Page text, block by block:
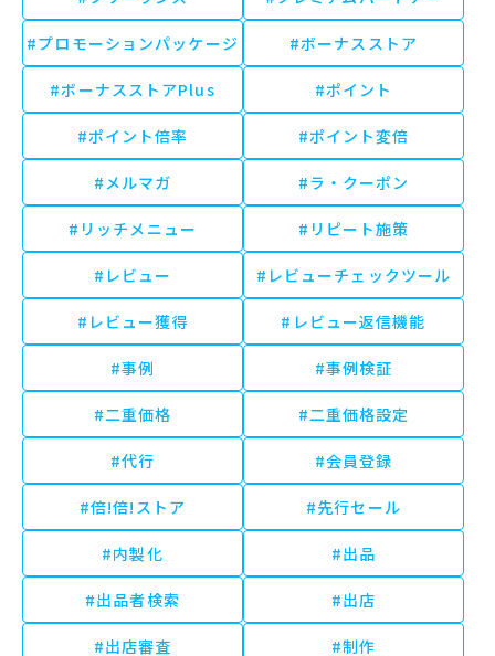
#プロモーションパッケージ #ボーナスストア
#ボーナスストアPlus #ポイント
#ポイント倍率 #ポイント変倍
#メルマガ #ラ・クーポン
#リッチメニュー #リピート施策
#レビュー #レビューチェックツール
#レビュー獲得 #レビュー返信機能
#事例 #事例検証
#二重価格 #二重価格設定
#代行 #会員登録
#倍!倍!ストア #先行セール
#内製化 #出品
#出品者検索 #出店
#出店審査 #制作